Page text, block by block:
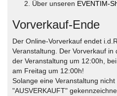
Über unseren EVENTIM-
Vorverkauf-Ende
Der Online-Vorverkauf endet
Veranstaltung. Der Vorverkauf in
der Veranstaltung um 12:00h,
am Freitag um 12:00h!
Solange eine Veranstaltung
"AUSVERKAUFT"